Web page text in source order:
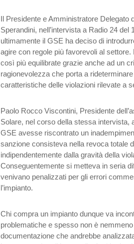
Il Presidente e Amministratore Delegato
Sperandini, nell’intervista a Radio 24 del
ultimamente il GSE ha deciso di
agire con regole più favorevoli al
così più equilibrate grazie anche ad un
ragionevolezza che porta a
caratteristiche delle violazioni rilevate a
Paolo Rocco Viscontini, Presidente
Solare, nel corso della stessa intervista,
GSE avesse riscontrato un
sanzione consisteva nella revoca totale
indipendentemente dalla gravità della
Conseguentemente si metteva in seria
venivano penalizzati per gli errori
l’impianto.
Chi compra un impianto dunque va
problematiche e spesso non è
documentazione che andrebbe